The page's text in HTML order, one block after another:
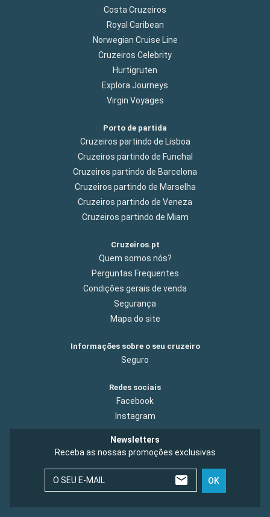
Costa Cruzeiros
Royal Caribean
Norwegian Cruise Line
Cruzeiros Celebrity
Hurtigruten
Explora Journeys
Virgin Voyages
Porto de partida
Cruzeiros partindo de Lisboa
Cruzeiros partindo de Funchal
Cruzeiros partindo de Barcelona
Cruzeiros partindo de Marselha
Cruzeiros partindo de Veneza
Cruzeiros partindo de Miam
Cruzeiros.pt
Quem somos nós?
Perguntas Frequentes
Condições gerais de venda
Segurança
Mapa do site
Informações sobre o seu cruzeiro
Seguro
Redes sociais
Facebook
Instagram
Newsletters
Receba as nossas promoções exclusivas
O SEU E-MAIL OK